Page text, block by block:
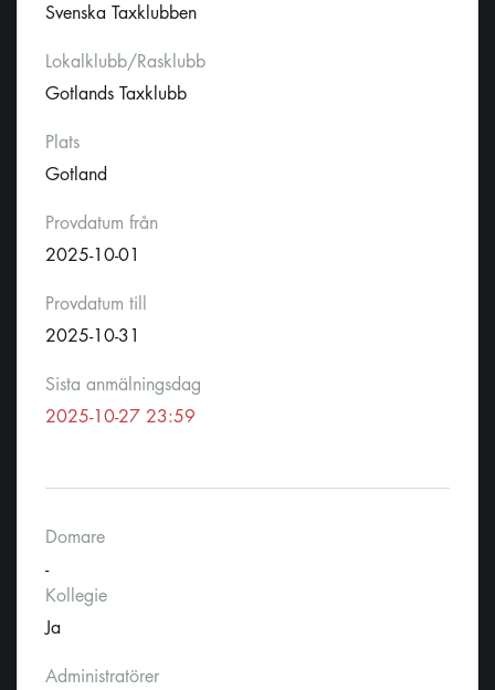
Svenska Taxklubben
Lokalklubb/Rasklubb
Gotlands Taxklubb
Plats
Gotland
Provdatum från
2025-10-01
Provdatum till
2025-10-31
Sista anmälningsdag
2025-10-27 23:59
Domare
-
Kollegie
Ja
Administratörer